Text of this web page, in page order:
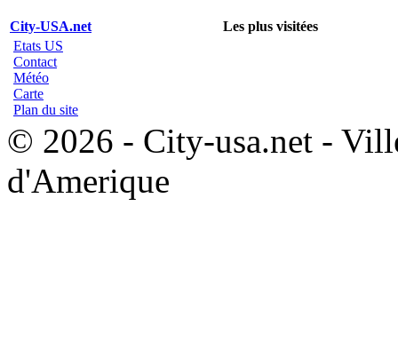
City-USA.net
Les plus visitées
Etats US
Contact
Météo
Carte
Plan du site
© 2026 - City-usa.net -
d'Amerique